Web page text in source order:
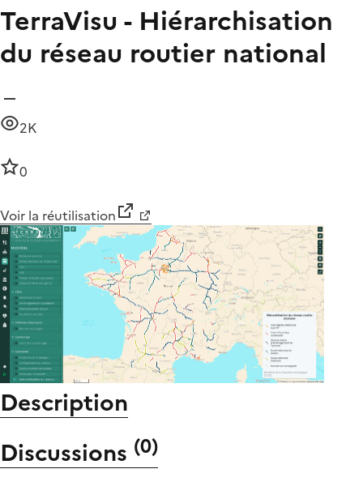
TerraVisu - Hiérarchisation
du réseau routier national
2K
0
Voir la réutilisation
Description
Discussions (0)